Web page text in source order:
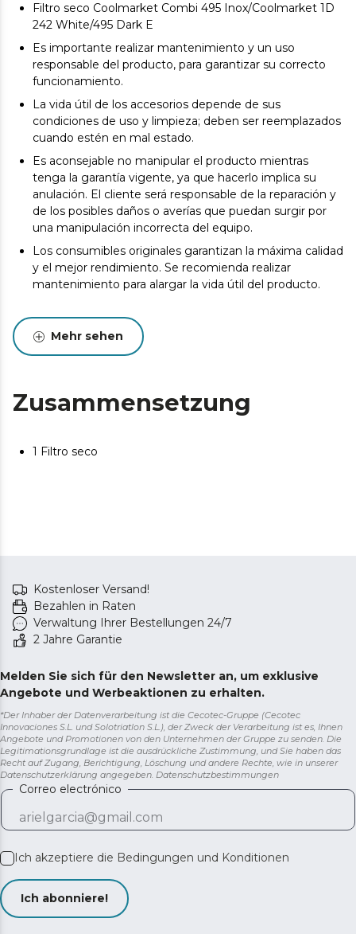
Filtro seco Coolmarket Combi 495 Inox/Coolmarket 1D
242 White/495 Dark E
Es importante realizar mantenimiento y un uso
responsable del producto, para garantizar su correcto
funcionamiento.
La vida útil de los accesorios depende de sus
condiciones de uso y limpieza; deben ser reemplazados
cuando estén en mal estado.
Es aconsejable no manipular el producto mientras
tenga la garantía vigente, ya que hacerlo implica su
anulación. El cliente será responsable de la reparación y
de los posibles daños o averías que puedan surgir por
una manipulación incorrecta del equipo.
Los consumibles originales garantizan la máxima calidad
y el mejor rendimiento. Se recomienda realizar
mantenimiento para alargar la vida útil del producto.
Mehr sehen
Zusammensetzung
1 Filtro seco
Kostenloser Versand!
Bezahlen in Raten
Verwaltung Ihrer Bestellungen 24/7
2 Jahre Garantie
Melden Sie sich für den Newsletter an, um exklusive
Angebote und Werbeaktionen zu erhalten.
*Der Inhaber der Datenverarbeitung ist die Cecotec-Gruppe (Cecotec
Innovaciones S.L. und Solotriatlon S.L.), der Zweck der Verarbeitung ist es, Ihnen
Angebote und Promotionen von den Unternehmen der Gruppe zu senden. Die
Legitimationsgrundlage ist die ausdrückliche Zustimmung, und Sie haben das
Recht auf Zugang, Berichtigung, Löschung und andere Rechte, wie in unserer
Datenschutzerklärung angegeben. Datenschutzbestimmungen
Correo electrónico
Ich akzeptiere die Bedingungen und Konditionen
Ich abonniere!